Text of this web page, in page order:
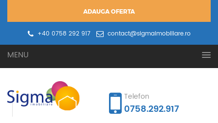
ADAUGA OFERTA
+40 0758 292 917
contact@sigmaimobiliare.ro
MENU
Telefon
0758.292.917